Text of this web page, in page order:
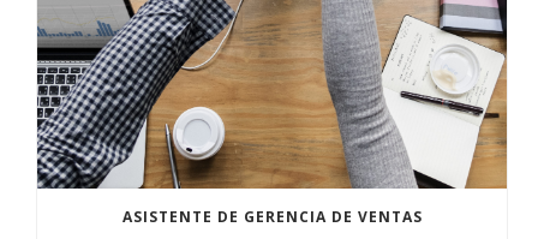
ASISTENTE DE GERENCIA DE VENTAS